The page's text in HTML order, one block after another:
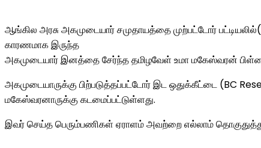
ஆங்கில அரசு அகமுடையார் சமுதாயத்தை முற்பட்டோர்
காரணமாக இருந்த
அகமுடையார் இனத்தை சேர்ந்த தமிழவேள் உமா மகேஸ்வரன்
அகமுடையாருக்கு பிற்படுத்தப்பட்டோர் இட ஒதுக்கீட்டை (BC
மகேஸ்வரனாருக்கு கடமைப்பட்டுள்ளது.
இவர் செய்த பெரும்பணிகள் ஏராளம் அவற்றை எல்லாம்